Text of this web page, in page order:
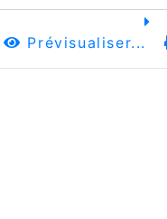
Prévisualiser...